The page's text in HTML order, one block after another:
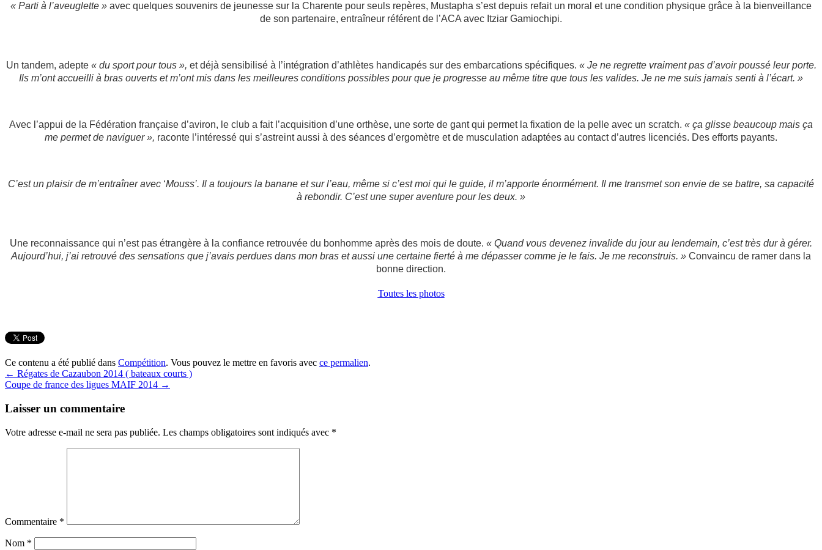
« Parti à l’aveuglette » avec quelques souvenirs de jeunesse sur la Charente pour seuls repères, Mustapha s’est depuis refait un moral et une condition physique grâce à la bienveillance
de son partenaire, entraîneur référent de l’ACA avec Itziar Gamiochipi.
Un tandem, adepte « du sport pour tous », et déjà sensibilisé à l’intégration d’athlètes handicapés sur des embarcations spécifiques. « Je ne regrette vraiment pas d’avoir poussé leur porte.
Ils m’ont accueilli à bras ouverts et m’ont mis dans les meilleures conditions possibles pour que je progresse au même titre que tous les valides. Je ne me suis jamais senti à l’écart. »
Avec l’appui de la Fédération française d’aviron, le club a fait l’acquisition d’une orthèse, une sorte de gant qui permet la fixation de la pelle avec un scratch. « ça glisse beaucoup mais ça
me permet de naviguer », raconte l’intéressé qui s’astreint aussi à des séances d’ergomètre et de musculation adaptées au contact d’autres licenciés. Des efforts payants.
C’est un plaisir de m’entraîner avec ‘Mouss’. Il a toujours la banane et sur l’eau, même si c’est moi qui le guide, il m’apporte énormément. Il me transmet son envie de se battre, sa capacité
à rebondir. C’est une super aventure pour les deux. »
Une reconnaissance qui n’est pas étrangère à la confiance retrouvée du bonhomme après des mois de doute. « Quand vous devenez invalide du jour au lendemain, c’est très dur à gérer.
Aujourd’hui, j’ai retrouvé des sensations que j’avais perdues dans mon bras et aussi une certaine fierté à me dépasser comme je le fais. Je me reconstruis. » Convaincu de ramer dans la
bonne direction.
Toutes les photos
Ce contenu a été publié dans Compétition. Vous pouvez le mettre en favoris avec ce permalien.
← Régates de Cazaubon 2014 ( bateaux courts )
Coupe de france des ligues MAIF 2014 →
Laisser un commentaire
Votre adresse e-mail ne sera pas publiée. Les champs obligatoires sont indiqués avec *
Commentaire *
Nom *